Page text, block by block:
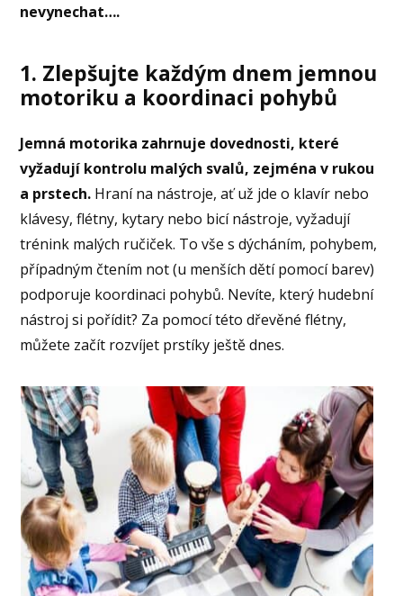
nevynechat….
1. Zlepšujte každým dnem jemnou
motoriku a koordinaci pohybů
Jemná motorika zahrnuje dovednosti, které
vyžadují kontrolu malých svalů, zejména v rukou
a prstech. Hraní na nástroje, ať už jde o klavír nebo
klávesy, flétny, kytary nebo bicí nástroje, vyžadují
trénink malých ručiček. To vše s dýcháním, pohybem,
případným čtením not (u menších dětí pomocí barev)
podporuje koordinaci pohybů. Nevíte, který hudební
nástroj si pořídit? Za pomocí této dřevěné flétny,
můžete začít rozvíjet prstíky ještě dnes.